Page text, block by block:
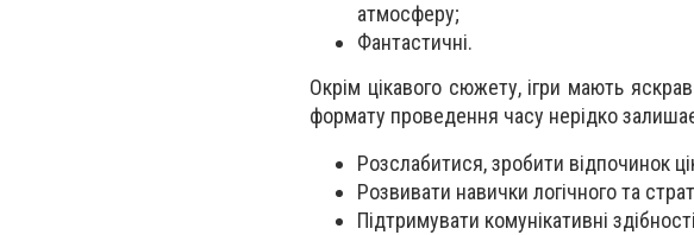
атмосферу;
Фантастичні.
Окрім цікавого сюжету, ігри мають
формату проведення часу нерідко
Розслабитися, зробити відпочинок
Розвивати навички логічного та
Підтримувати комунікативні